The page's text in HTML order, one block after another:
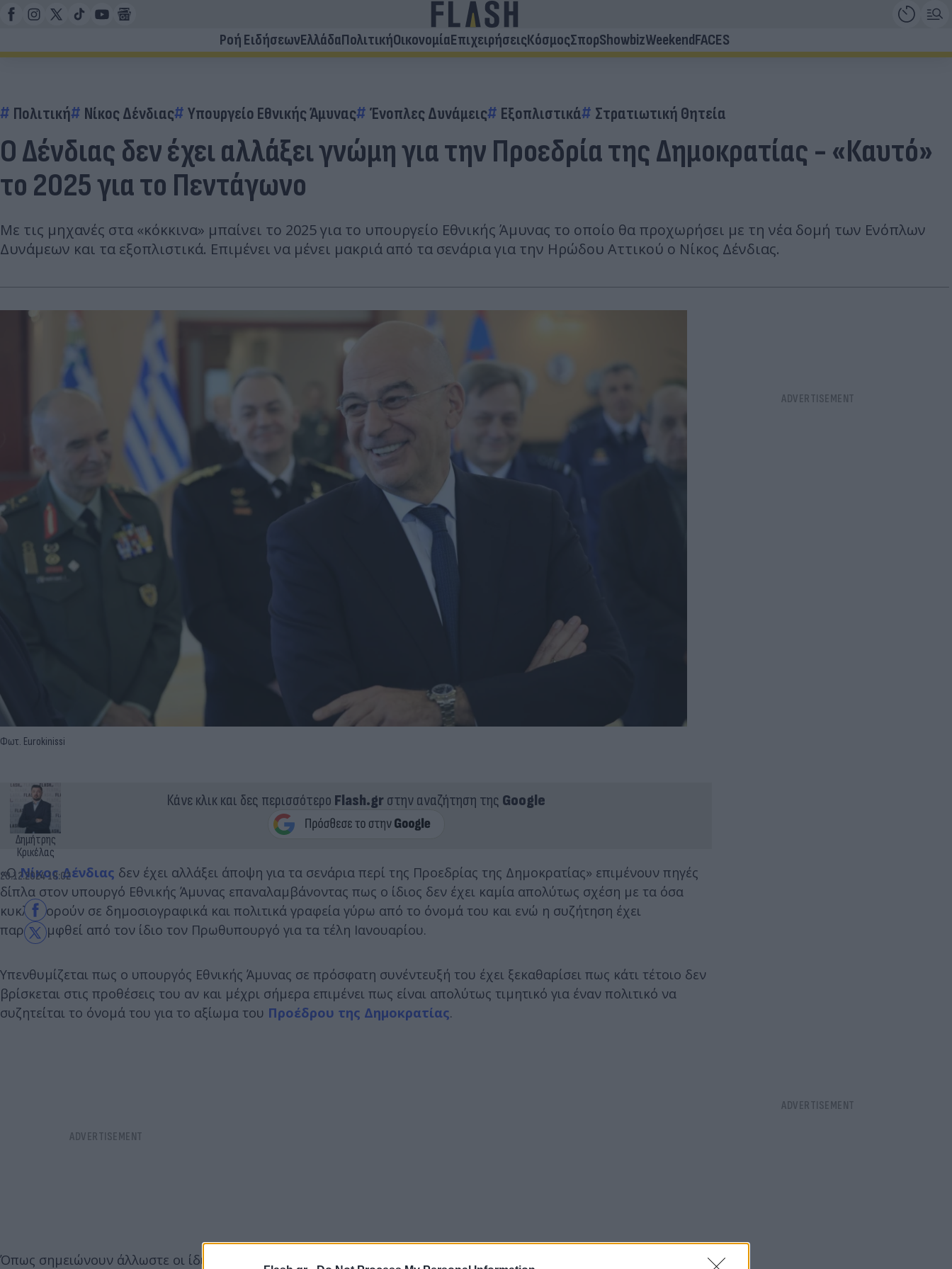
Ροή ΕιδήσεωνΕλλάδαΠολιτικήΟικονομίαΕπιχειρήσειςΚόσμοςΣπορShowbizWeekendFACES
Πολιτική Νίκος Δένδιας Υπουργείο Εθνικής Άμυνας Ένοπλες Δυνάμεις Εξοπλιστικά Στρατιωτική Θητεία
O Δένδιας δεν έχει αλλάξει γνώμη για την Προεδρία της Δημοκρατίας - «Καυτό»
το 2025 για το Πεντάγωνο
Με τις μηχανές στα «κόκκινα» μπαίνει το 2025 για το υπουργείο Εθνικής Άμυνας το οποίο θα προχωρήσει με τη νέα δομή των Ενόπλων
Δυνάμεων και τα εξοπλιστικά. Επιμένει να μένει μακριά από τα σενάρια για την Ηρώδου Αττικού ο Νίκος Δένδιας.
Φωτ. Eurokinissi
Δημήτρης
Κρικέλας
20.12.2024 18:02
Κάνε κλικ και δες περισσότερο Flash.grστην αναζήτηση της Google
«ΟΝίκος Δένδιας δεν έχει αλλάξει άποψη για τα σενάρια περί της Προεδρίας της Δημοκρατίας» επιμένουν πηγές
δίπλα στον υπουργό Εθνικής Άμυνας επαναλαμβάνοντας πως ο ίδιος δεν έχει καμία απολύτως σχέση με τα όσα
κυκλοφορούν σε δημοσιογραφικά και πολιτικά γραφεία γύρω από το όνομά του και ενώ η συζήτηση έχει
παραπεμφθεί από τον ίδιο τον Πρωθυπουργό για τα τέλη Ιανουαρίου.
Υπενθυμίζεται πως ο υπουργός Εθνικής Άμυνας σε πρόσφατη συνέντευξή του έχει ξεκαθαρίσει πως κάτι τέτοιο δεν
βρίσκεται στις προθέσεις του αν και μέχρι σήμερα επιμένει πως είναι απολύτως τιμητικό για έναν πολιτικό να
συζητείται το όνομά του για το αξίωμα του Προέδρου της Δημοκρατίας.
Όπως σημειώνουν άλλωστε οι ίδιες πηγές, το 2025 θα είναι πραγματικά «καυτό» για το Πεντάγωνο...